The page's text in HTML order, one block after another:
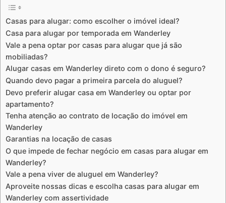
Casas para alugar: como escolher o imóvel ideal?
Casa para alugar por temporada em Wanderley
Vale a pena optar por casas para alugar que já são
mobiliadas?
Alugar casas em Wanderley direto com o dono é seguro?
Quando devo pagar a primeira parcela do aluguel?
Devo preferir alugar casa em Wanderley ou optar por
apartamento?
Tenha atenção ao contrato de locação do imóvel em
Wanderley
Garantias na locação de casas
O que impede de fechar negócio em casas para alugar em
Wanderley?
Vale a pena viver de aluguel em Wanderley?
Aproveite nossas dicas e escolha casas para alugar em
Wanderley com assertividade